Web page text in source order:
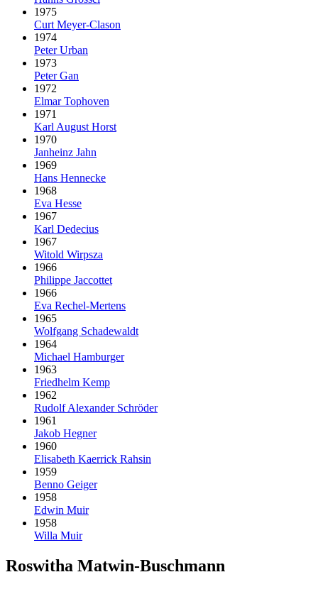
1975
Curt Meyer-Clason
1974
Peter Urban
1973
Peter Gan
1972
Elmar Tophoven
1971
Karl August Horst
1970
Janheinz Jahn
1969
Hans Hennecke
1968
Eva Hesse
1967
Karl Dedecius
1967
Witold Wirpsza
1966
Philippe Jaccottet
1966
Eva Rechel-Mertens
1965
Wolfgang Schadewaldt
1964
Michael Hamburger
1963
Friedhelm Kemp
1962
Rudolf Alexander Schröder
1961
Jakob Hegner
1960
Elisabeth Kaerrick Rahsin
1959
Benno Geiger
1958
Edwin Muir
1958
Willa Muir
Roswitha Matwin-Buschmann